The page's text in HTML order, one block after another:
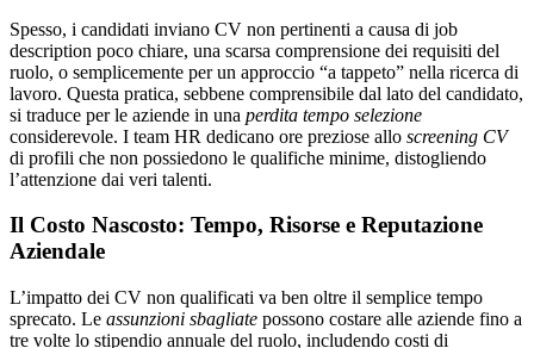
Spesso, i candidati inviano CV non pertinenti a causa di job
description poco chiare, una scarsa comprensione dei requisiti del
ruolo, o semplicemente per un approccio “a tappeto” nella ricerca di
lavoro. Questa pratica, sebbene comprensibile dal lato del candidato,
si traduce per le aziende in una perdita tempo selezione
considerevole. I team HR dedicano ore preziose allo screening CV
di profili che non possiedono le qualifiche minime, distogliendo
l’attenzione dai veri talenti.
Il Costo Nascosto: Tempo, Risorse e Reputazione
Aziendale
L’impatto dei CV non qualificati va ben oltre il semplice tempo
sprecato. Le assunzioni sbagliate possono costare alle aziende fino a
tre volte lo stipendio annuale del ruolo, includendo costi di